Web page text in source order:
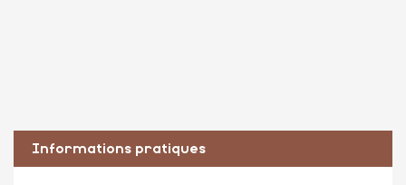
Informations pratiques